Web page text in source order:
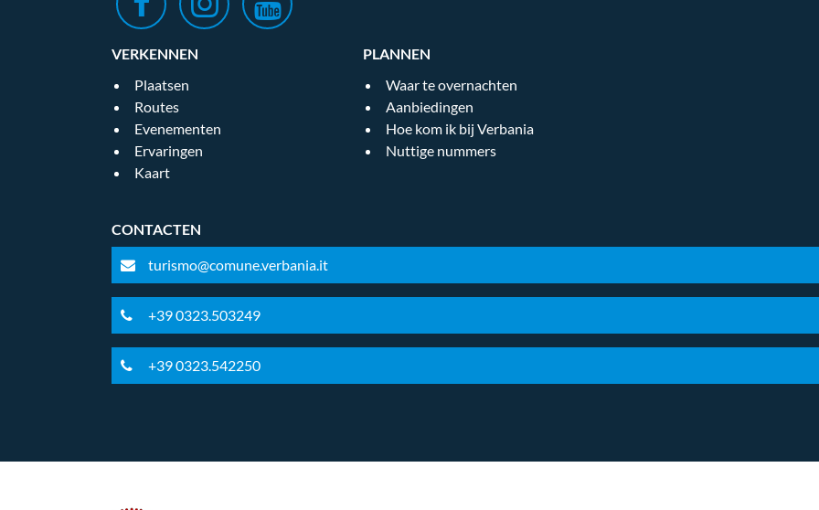
VERKENNEN
Plaatsen
Routes
Evenementen
Ervaringen
Kaart
PLANNEN
Waar te overnachten
Aanbiedingen
Hoe kom ik bij Verbania
Nuttige nummers
CONTACTEN
turismo@comune.verbania.it
+39 0323.503249
+39 0323.542250